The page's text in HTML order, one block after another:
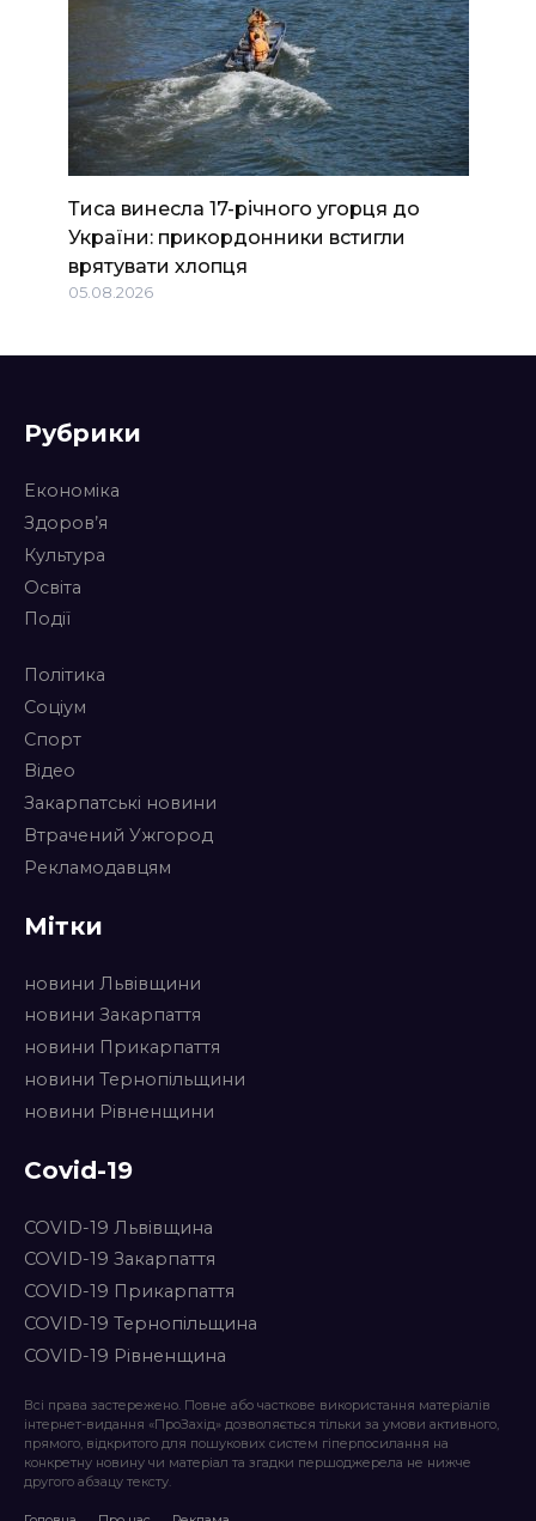
Тиса винесла 17-річного угорця до
України: прикордонники встигли
врятувати хлопця
05.08.2026
Рубрики
Економіка
Здоров’я
Культура
Освіта
Події
Політика
Соціум
Спорт
Відео
Закарпатські новини
Втрачений Ужгород
Рекламодавцям
Мітки
новини Львівщини
новини Закарпаття
новини Прикарпаття
новини Тернопільщини
новини Рівненщини
Covid-19
COVID-19 Львівщина
COVID-19 Закарпаття
COVID-19 Прикарпаття
COVID-19 Тернопільщина
COVID-19 Рівненщина
Всі права застережено. Повне або часткове використання матеріалів
інтернет-видання «ПроЗахід» дозволяється тільки за умови активного,
прямого, відкритого для пошукових систем гіперпосилання на
конкретну новину чи матеріал та згадки першоджерела не нижче
другого абзацу тексту.